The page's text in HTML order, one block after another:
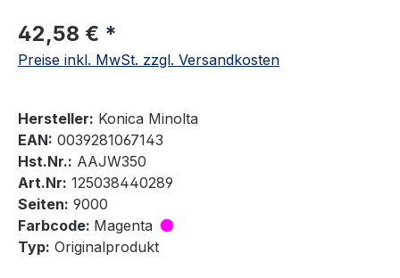
42,58 € *
Preise inkl. MwSt. zzgl. Versandkosten
Hersteller: Konica Minolta
EAN: 0039281067143
Hst.Nr.: AAJW350
Art.Nr: 125038440289
Seiten: 9000
Farbcode: Magenta
Typ: Originalprodukt